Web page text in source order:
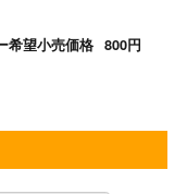
希望小売価格 800円